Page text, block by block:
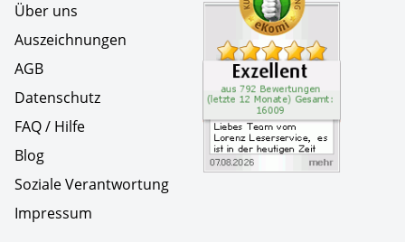
Über uns
Auszeichnungen
AGB
Datenschutz
FAQ / Hilfe
Blog
Soziale Verantwortung
Impressum